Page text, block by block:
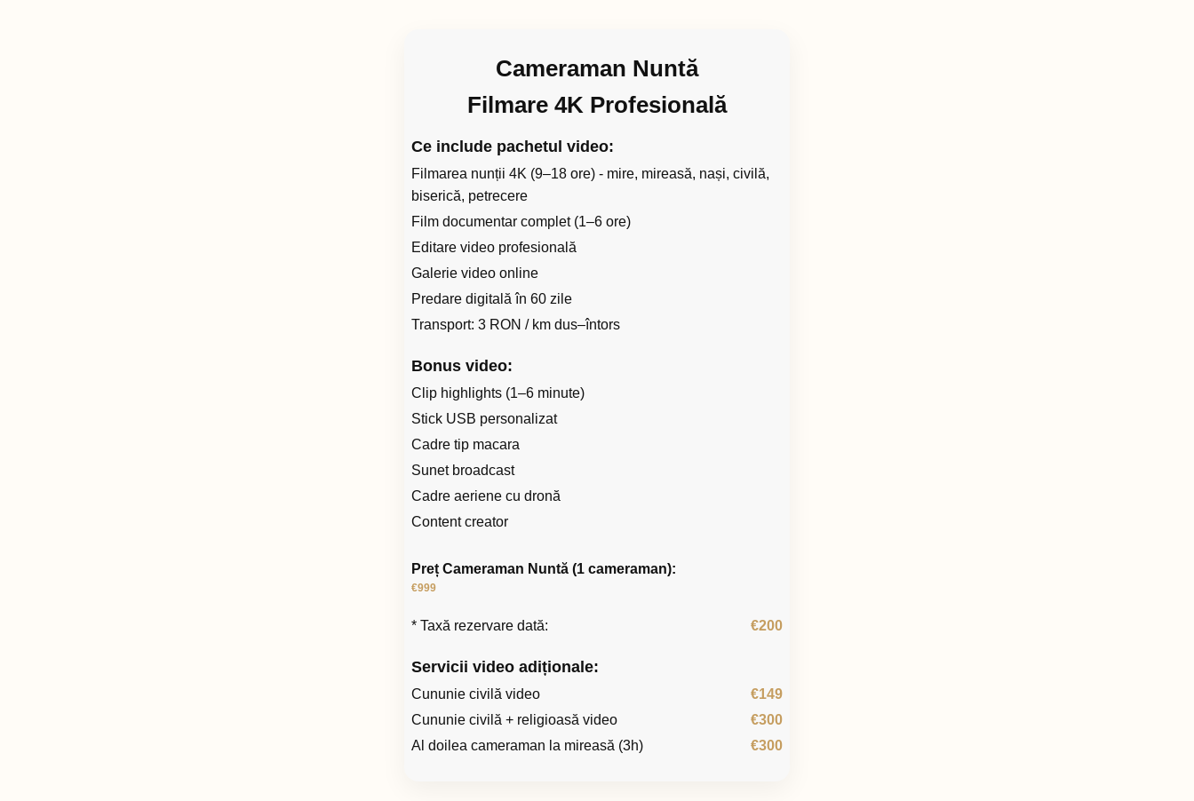
Cameraman Nuntă
Filmare 4K Profesională
Ce include pachetul video:
Filmarea nunții 4K (9–18 ore) - mire, mireasă, nași, civilă,
biserică, petrecere
Film documentar complet (1–6 ore)
Editare video profesională
Galerie video online
Predare digitală în 60 zile
Transport: 3 RON / km dus–întors
Bonus video:
Clip highlights (1–6 minute)
Stick USB personalizat
Cadre tip macara
Sunet broadcast
Cadre aeriene cu dronă
Content creator
Preț Cameraman Nuntă (1 cameraman):
€999
* Taxă rezervare dată: €200
Servicii video adiționale:
Cununie civilă video
€149
Cununie civilă + religioasă video
€300
Al doilea cameraman la mireasă (3h)
€300